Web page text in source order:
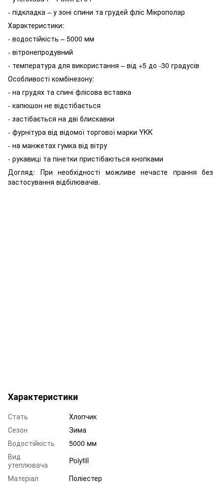
- підкладка – у зоні спини та грудей фліс Мікрополар
Характеристики:
- водостійкість – 5000 мм
- вітронепродувний
- температура для використання – від +5 до -30 градусів
Особливості комбінезону:
- на грудях та спині флісова вставка
- капюшон не відстібається
- застібається на дві блискавки
- фурнітура від відомої торгової марки YKK
- на манжетах гумка від вітру
- рукавиці та пінетки пристібаються кнопками
Догляд: При необхідності можливе нечасте прання без
застосування відбілювачів.
Характеристики
Стать
Хлопчик
Сезон
Зима
Водостійкість
5000 мм
Вид
утеплювача
Polyfill
Матеріал
Поліестер